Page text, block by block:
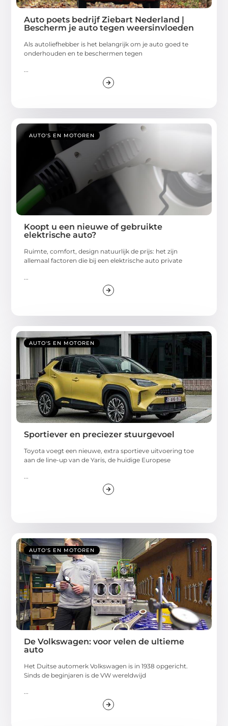
Auto poets bedrijf Ziebart Nederland |
Bescherm je auto tegen weersinvloeden
Als autoliefhebber is het belangrijk om je auto goed te
onderhouden en te beschermen tegen
...
AUTO'S EN MOTOREN
Koopt u een nieuwe of gebruikte
elektrische auto?
Ruimte, comfort, design natuurlijk de prijs: het zijn
allemaal factoren die bij een elektrische auto private
AUTO'S EN MOTOREN
Sportiever en preciezer stuurgevoel
Toyota voegt een nieuwe, extra sportieve uitvoering toe
aan de line-up van de Yaris, de huidige Europese
AUTO'S EN MOTOREN
De Volkswagen: voor velen de ultieme
auto
Het Duitse automerk Volkswagen is in 1938 opgericht.
Sinds de beginjaren is de VW wereldwijd
...